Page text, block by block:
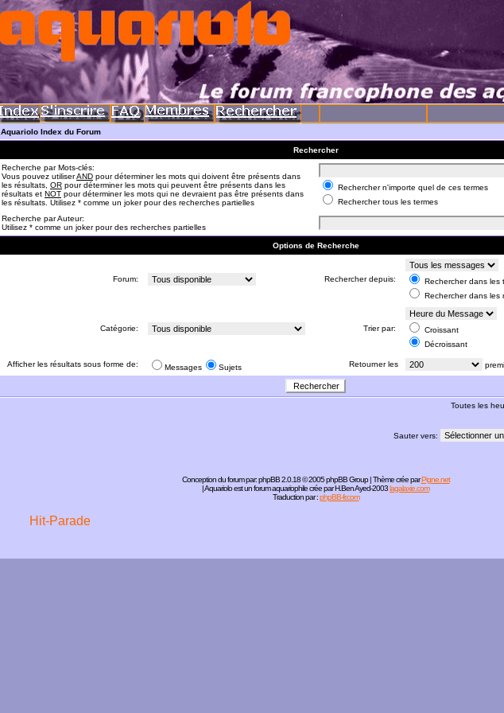
Aquariolo Index du Forum
Rechercher
Recherche par Mots-clés:
Vous pouvez utiliserAND pour déterminer les mots qui doivent être présents dans
les résultats, OR pour déterminer les mots qui peuvent être présents dans les
résultats et NOT pour déterminer les mots qui ne devraient pas être présents dans
les résultats. Utilisez * comme un joker pour des recherches partielles
Rechercher n'importe quel de ces termes
Rechercher tous les termes
Recherche par Auteur:
Utilisez * comme un joker pour des recherches partielles
Options de Recherche
Forum: Rechercher depuis:
Rechercher dans les
Rechercher dans les
Catégorie: Trier par:
Croissant
Décroissant
Afficher les résultats sous forme de: Messages Sujets Retourner les
Toutes les
Sauter vers:
Conception du forum par:phpBB2.0.18 © 2005 phpBB Group | Thème crée parPigne.net
| Aquariolo est un forum aquariophile crée par H.Ben Ayed-2003lagalaxie.com
Traduction par :phpBB-fr.com